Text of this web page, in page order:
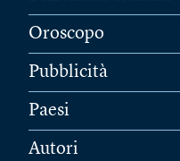
Oroscopo
Pubblicità
Paesi
Autori